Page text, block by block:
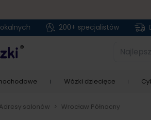
200+ specjalistów
Wózki dziecięce
Adresy salonów > Wrocław Północny